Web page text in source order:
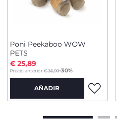
Poni Peekaboo WOW
PETS
Precio anterior:€ 36,99-30%
to
€ 25,89
AÑADIR